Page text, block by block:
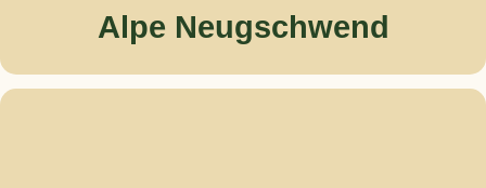
Alpe Neugschwend